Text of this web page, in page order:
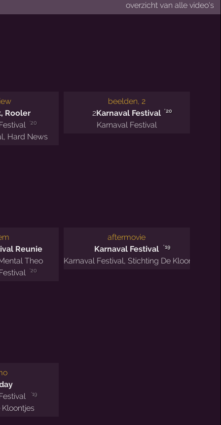
overzicht van alle video's
, Rooler
'20
, Hard News
beelden, 2
2Karnaval Festival '20
Karnaval Festival
Reunie
Theo
'20
aftermovie
Karnaval Festival
'19
Karnaval Festival, Stichting De Kloontjes
'19